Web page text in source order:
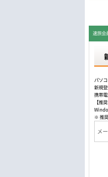
速旅会
パソ
新規
携帯
【推
※ 推
メ